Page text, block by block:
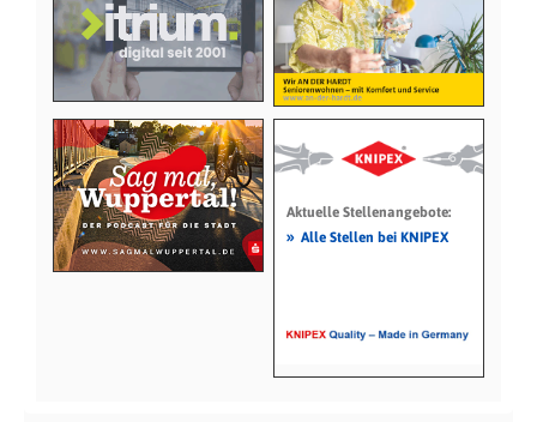
Aktuelle Stellenangebote:
» Alle Stellen bei KNIPEX